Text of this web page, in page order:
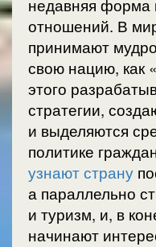
недавняя форма
отношений. В
принимают
свою нацию, как
этого
стратегии,
и выделяются
политике
узнают страну
а параллельно
и туризм, и, в
начинают